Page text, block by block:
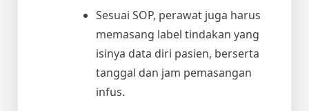
Sesuai SOP, perawat juga harus
memasang label tindakan yang
isinya data diri pasien, berserta
tanggal dan jam pemasangan
infus.